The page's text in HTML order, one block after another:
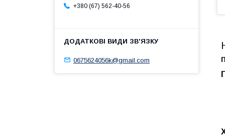
+380 (67) 562-40-56
0675624056k@gmail.com